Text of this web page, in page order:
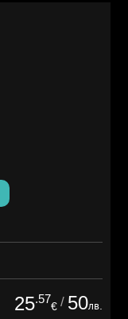
25.57
€ / 50лв.